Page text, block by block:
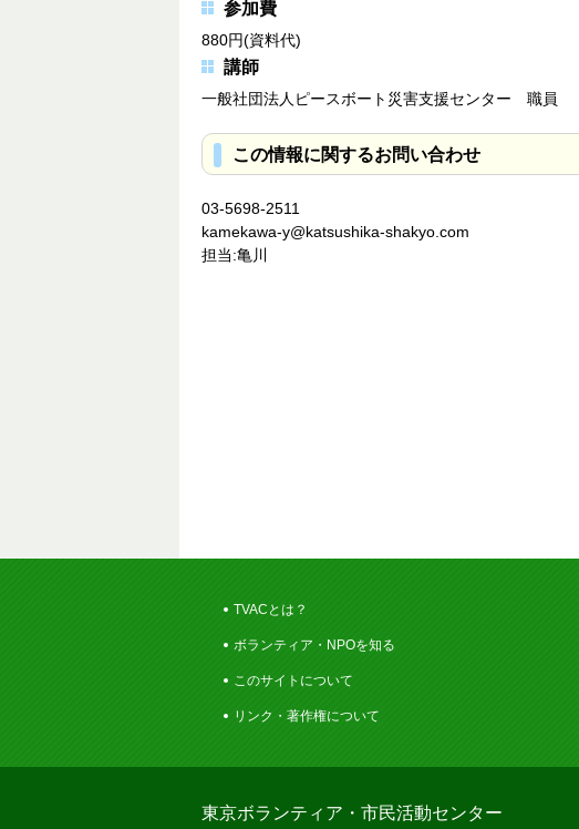
参加費
880円(資料代)
講師
一般社団法人ピースボート災害支援センター 職員
この情報に関するお問い合わせ
03-5698-2511
kamekawa-y@katsushika-shakyo.com
担当:亀川
TVACとは？
ボランティア・NPOを知る
このサイトについて
リンク・著作権について
東京ボランティア・市民活動センター